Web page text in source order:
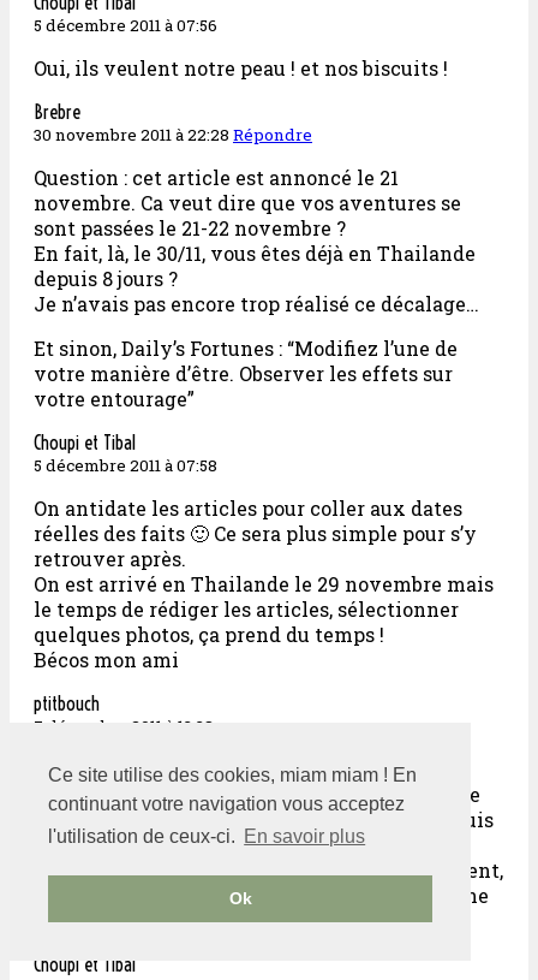
Ce site utilise des cookies, miam miam ! En
continuant votre navigation vous acceptez
l'utilisation de ceux-ci. En savoir plus
Ok
5 décembre 2011 à 07:56
Oui, ils veulent notre peau ! et nos biscuits !
Brebre
30 novembre 2011 à 22:28 Répondre
Question : cet article est annoncé le 21
novembre. Ca veut dire que vos aventures se
sont passées le 21-22 novembre ?
En fait, là, le 30/11, vous êtes déjà en Thailande
depuis 8 jours ?
Je n’avais pas encore trop réalisé ce décalage…
Et sinon, Daily’s Fortunes : “Modifiez l’une de
votre manière d’être. Observer les effets sur
votre entourage”
Choupi et Tibal
5 décembre 2011 à 07:58
On antidate les articles pour coller aux dates
réelles des faits 🙂 Ce sera plus simple pour s’y
retrouver après.
On est arrivé en Thailande le 29 novembre mais
le temps de rédiger les articles, sélectionner
quelques photos, ça prend du temps !
Bécos mon ami
ptitbouch
7 décembre 2011 à 13:38
brebre le roi du détail…
cela dit je venais pile poil de me faire la même
remarque… J’avais pourtant visité le site depuis
le 21 novembre.
En fait c’est pas un décalage de 8h, on nous ment,
c’est 8 jours (voire même 8 siècles pour certaine
photos…)
Choupi et Tibal